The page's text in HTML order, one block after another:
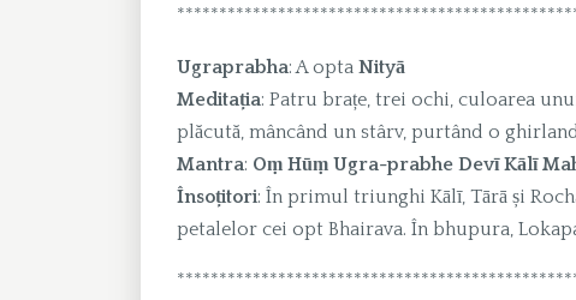
Ugraprabha: A opta Nityā
Meditația: Patru brațe, trei ochi, culoarea
plăcută, mâncând un stârv, purtând o
Mantra: Oṃ Hūṃ Ugra-prabhe Devī Kālī
Însoțitori: În primul triunghi Kālī, Tārā și
petalelor cei opt Bhairava. În bhupura,